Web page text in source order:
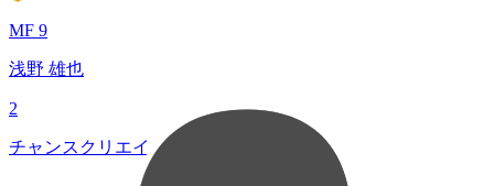
MF 9
浅野 雄也
2
チャンスクリエイト総数